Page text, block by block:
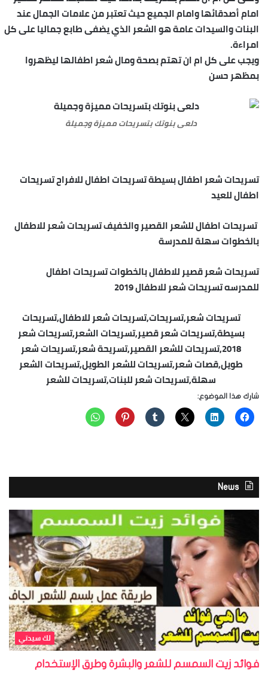
امام أصدقائها وامام الجميع حيث تعتبر من علامات الجمال عند
البنات والسيدات عامة هو الشعر الذي يضفى طابع جماليا على كل
امراءة.
ويجب على كل ام ان تهتم بصحة ومال شعر اطفالها ليظهروا
بمظهر حسن
دلعى بنوتك بتسريحات مميزة وجميلة
تسريحات شعر اطفال بسيطة تسريحات اطفال للافراح تسريحات
اطفال للعيد
تسريحات اطفال للشعر القصير والخفيف تسريحات شعر للاطفال
بالخطوات سهلة للمدرسة
تسريحات شعر قصير للاطفال بالخطوات تسريحات اطفال
للمدرسه تسريحات شعر للاطفال 2019
تسريحات شعر,تسريحات,تسريحات شعر للاطفال,تسريحات
بسيطة,تسريحات شعر قصير,تسريحات الشعر,تسريحات شعر
2018,تسريحات للشعر القصير,تسريحة شعر,تسريحات شعر
طويل,قصات شعر,تسريحات للشعر الطويل,تسريحات الشعر
سهلة,تسريحات شعر للبنات,تسريحات للشعر
شارك هذا الموضوع:
News
لك سيدتي
فوائد زيت السمسم للشعر والبشرة وطرق الإستخدام